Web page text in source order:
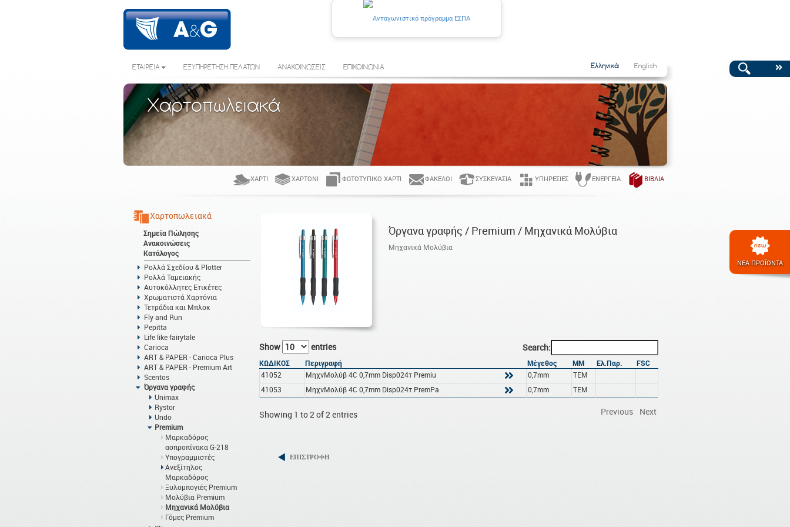
ΝΕΑ ΠΡΟΪΟΝΤΑ
ΕΤΑΙΡΕΙΑ ΕΞΥΠΗΡΕΤΗΣΗ ΠΕΛΑΤΩΝ ΑΝΑΚΟΙΝΩΣΕΙΣ ΕΠΙΚΟΙΝΩΝΙΑ Ελληνικά English
Χαρτοπωλειακά
ΧΑΡΤΊ ΧΑΡΤΌΝΙ ΦΩΤΟΤΥΠΙΚΌ ΧΑΡΤΊ ΦΆΚΕΛΟΙ ΣΥΣΚΕΥΑΣΊΑ ΥΠΗΡΕΣΊΕΣ ΕΝΈΡΓΕΙΑ ΒΙΒΛΊΑ
Χαρτοπωλειακά
Σημεία Πώλησης
Ανακοινώσεις
Κατάλογος
Ρολλά Σχεδίου & Plotter
Ρολλά Ταμειακής
Αυτοκόλλητες Ετικέτες
Χρωματιστά Χαρτόνια
Τετράδια και Μπλοκ
Fly and Run
Pepitta
Life like fairytale
Carioca
ART & PAPER - Carioca Plus
ART & PAPER - Premium Art
Scentos
Όργανα γραφής
Unimax
Rystor
Undo
Premium
Μαρκαδόρος
ασπροπίνακα G-218
Υπογραμμιστές
Ανεξίτηλος
Μαρκαδόρος
Ξυλομπογιές Premium
Μολύβια Premium
Μηχανικά Μολύβια
Γόμες Premium
Όργανα γραφής / Premium / Μηχανικά Μολύβια
Μηχανικά Μολύβια
Show entries Search:
ΚΩΔΙΚΟΣ Περιγραφή Μέγεθος ΜΜ Ελ.Παρ.
FSC
41052
ΜηχνΜολύβ 4C 0,7mm Disp024τ Premiu 0,7mm
ΤΕΜ
41053
ΜηχνΜολύβ 4C 0,7mm Disp024τ PremPa 0,7mm ΤΕΜ
Showing 1 to 2 of 2 entries Previous Next
ΕΠΙΣΤΡΟΦΗ